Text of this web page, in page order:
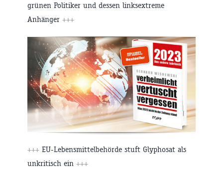
grünen Politiker und dessen linksextreme
Anhänger +++
+++ EU-Lebensmittelbehörde stuft Glyphosat als
unkritisch ein +++